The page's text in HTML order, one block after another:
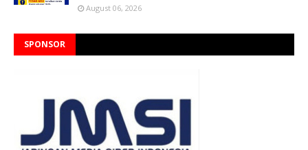
August 06, 2026
SPONSOR